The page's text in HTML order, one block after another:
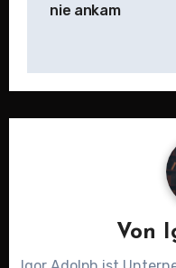
nie ankam
Von